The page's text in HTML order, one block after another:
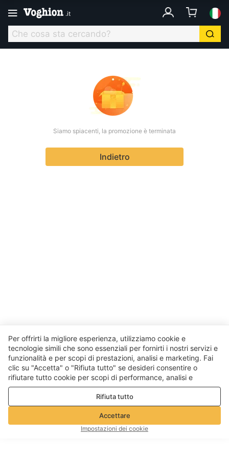
.it
Siamo spiacenti, la promozione è terminata
Indietro
Per offrirti la migliore esperienza, utilizziamo cookie e
tecnologie simili che sono essenziali per fornirti i nostri servizi e
funzionalità e per scopi di prestazioni, analisi e marketing. Fai
clic su "Accetta" o "Rifiuta tutto" se desideri consentire o
rifiutare tutto cookie per scopi di performance, analisi e
marketing. Per maggiori dettagli consultare la nostraPolitica
Rifiuta tutto
Accettare
Impostazioni dei cookie